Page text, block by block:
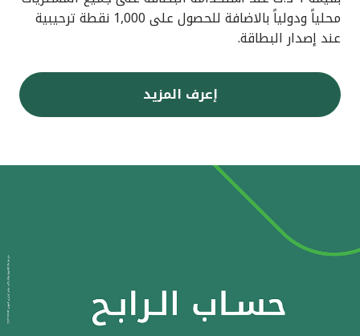
محلياً ودولياً بالاضافة للحصول على 1,000 نقطة ترحيبية
عند إصدار البطاقة.
إعرف المزيد